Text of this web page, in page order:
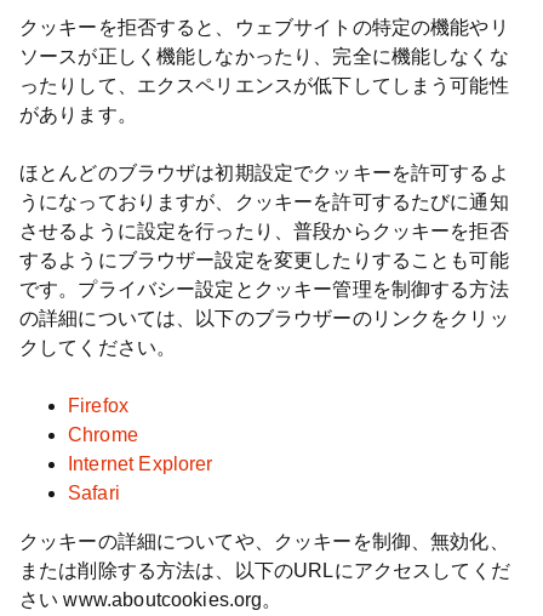
クッキーを拒否すると、ウェブサイトの特定の機能やリ
ソースが正しく機能しなかったり、完全に機能しなくな
ったりして、エクスペリエンスが低下してしまう可能性
があります。
ほとんどのブラウザは初期設定でクッキーを許可するよ
うになっておりますが、クッキーを許可するたびに通知
させるように設定を行ったり、普段からクッキーを拒否
するようにブラウザー設定を変更したりすることも可能
です。プライバシー設定とクッキー管理を制御する方法
の詳細については、以下のブラウザーのリンクをクリッ
クしてください。
Firefox
Chrome
Internet Explorer
Safari
クッキーの詳細についてや、クッキーを制御、無効化、
または削除する方法は、以下のURLにアクセスしてくだ
さい www.aboutcookies.org。